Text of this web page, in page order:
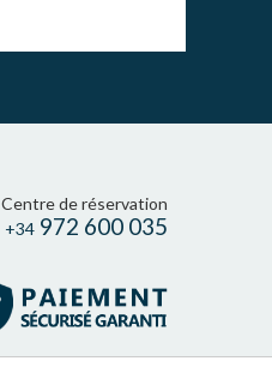
Centre de réservation
+34 972 600 035